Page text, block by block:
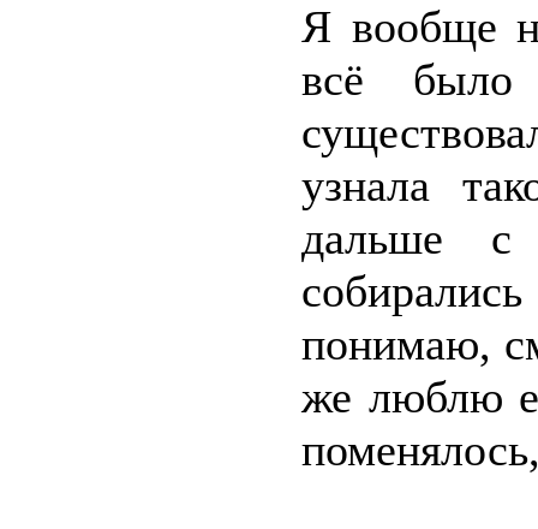
Я вообще
всё
узнала
дальше
понимаю,
же люблю